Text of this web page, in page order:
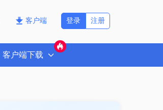
客户端 注册
登录
客户端下载